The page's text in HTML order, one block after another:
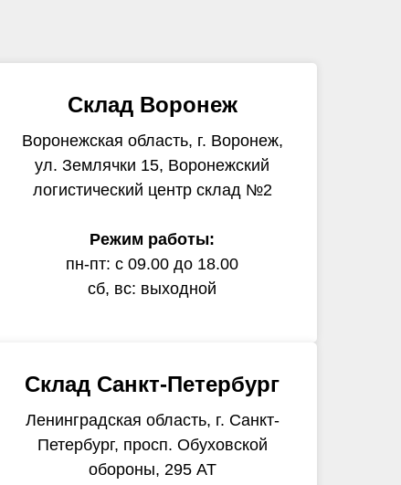
Склад Воронеж
Воронежская область, г. Воронеж,
ул. Землячки 15, Воронежский
логистический центр склад №2
Режим работы:
пн-пт: с 09.00 до 18.00
сб, вс: выходной
Склад Санкт-Петербург
Ленинградская область, г. Санкт-
Петербург, просп. Обуховской
обороны, 295 АТ